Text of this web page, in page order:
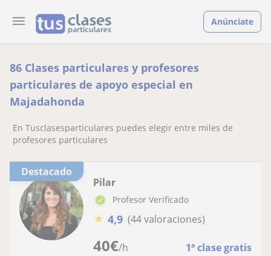
Anúnciate
86 Clases particulares y profesores
particulares de apoyo especial en
Majadahonda
En Tusclasesparticulares puedes elegir entre miles de
profesores particulares
Destacado
40€/h 1ª clase gratis
Pilar
Profesor Verificado
★ 4,9 (44 valoraciones)